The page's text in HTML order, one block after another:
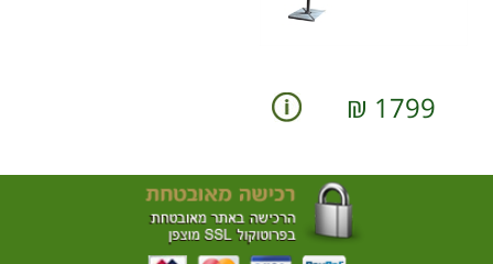
1799
₪